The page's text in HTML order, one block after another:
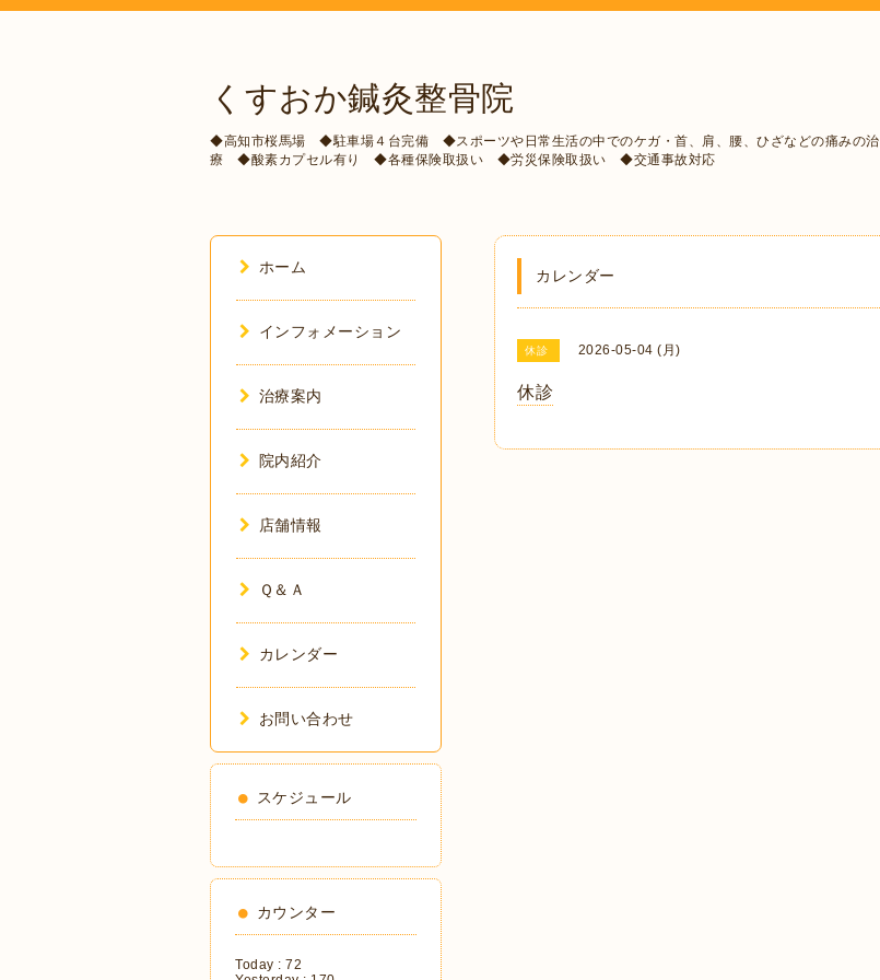
くすおか鍼灸整骨院
◆高知市桜馬場 ◆駐車場４台完備 ◆スポーツや日常生活の中でのケガ・首、肩、腰、ひざなどの痛みの治
療 ◆酸素カプセル有り ◆各種保険取扱い ◆労災保険取扱い ◆交通事故対応
カレンダー
休診 2026-05-04 (月)
休診
ホーム
インフォメーション
治療案内
院内紹介
店舗情報
Ｑ＆Ａ
カレンダー
お問い合わせ
スケジュール
カウンター
Today : 72